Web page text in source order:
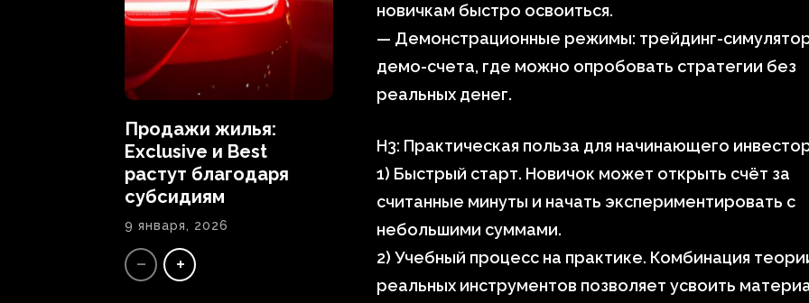
Продажи жилья:
Exclusive и Best
растут благодаря
субсидиям
9 января, 2026
новичкам быстро освоиться.
— Демонстрационные режимы: трейдинг-
демо-счета, где можно опробовать стратегии без
реальных денег.
H3: Практическая польза для начинающего
1) Быстрый старт. Новичок может открыть счёт за
считанные минуты и начать экспериментировать с
небольшими суммами.
2) Учебный процесс на практике. Комбинация
реальных инструментов позволяет усвоить